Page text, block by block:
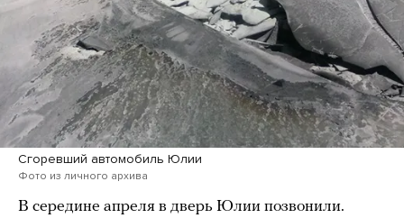
Сгоревший автомобиль Юлии
Фото из личного архива
В середине апреля в дверь Юлии позвонили.